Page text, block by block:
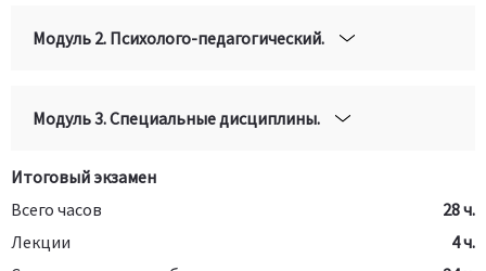
Модуль 2. Психолого-педагогический.
Модуль 3. Специальные дисциплины.
Итоговый экзамен
Всего часов
28 ч.
Лекции
4 ч.